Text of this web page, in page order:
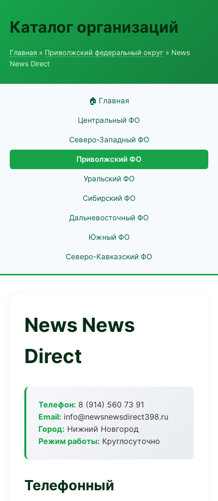
Каталог организаций
Главная » Приволжский федеральный округ » News
News Direct
🏠 Главная
Центральный ФО
Северо-Западный ФО
Приволжский ФО
Уральский ФО
Сибирский ФО
Дальневосточный ФО
Южный ФО
Северо-Кавказский ФО
News News
Direct
Телефон: 8 (914) 560 73 91
Email: info@newsnewsdirect398.ru
Город: Нижний Новгород
Режим работы: Круглосуточно
Телефонный